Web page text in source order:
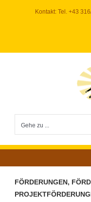
Kontakt: Tel. +43
Gehe zu ...
FÖRDERUNGEN,